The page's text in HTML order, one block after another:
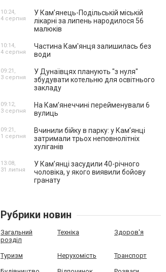
У Кам’янець-Подільській міській
лікарні за липень народилося 56
малюків
10:24,
4 серпня
Частина Кам'янця залишилась без
води
10:14,
4 серпня
У Дунаївцях планують "з нуля"
збудувати котельню для освітнього
закладу
09:21,
3 серпня
На Камʼянеччині перейменували 6
вулиць
09:12,
3 серпня
Вчинили бійку в парку: у Кам’янці
затримали трьох неповнолітніх
хуліганів
09:21,
1 серпня
У Камʼянці засудили 40-річного
чоловіка, у якого виявили бойову
гранату
13:08,
31 липня
Рубрики новин
Загальний
розділ
Техніка Здоров'я
Туризм Нерухомість Транспорт